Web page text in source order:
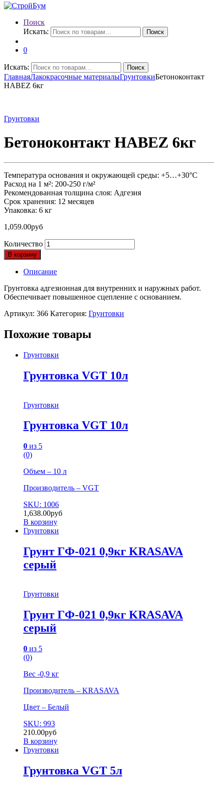
Поиск
Искать:
Поиск
0
Искать: Поиск
ГлавнаяЛакокрасочные материалыГрунтовкиБетоноконтакт
HABEZ 6кг
Грунтовки
Бетоноконтакт HABEZ 6кг
Температура основания и окружающей среды: +5…+30°С
Расход на 1 м²: 200-250 г/м²
Рекомендованная толщина слоя: Адгезия
Срок хранения: 12 месяцев
Упаковка: 6 кг
1,059.00руб
Количество
В корзину
Описание
Грунтовка адгезионная для внутренних и наружных работ.
Обеспечивает повышенное сцепление с основанием.
Артикул: 366 Категория: Грунтовки
Похожие товары
Грунтовки
Грунтовка VGT 10л
Грунтовки
Грунтовка VGT 10л
0 из 5
(0)
Объем – 10 л
Производитель – VGT
SKU: 1006
1,638.00руб
В корзину
Грунтовки
Грунт ГФ-021 0,9кг KRASAVA
серый
Грунтовки
Грунт ГФ-021 0,9кг KRASAVA
серый
0 из 5
(0)
Вес -0,9 кг
Производитель – KRASAVA
Цвет – Белый
SKU: 993
210.00руб
В корзину
Грунтовки
Грунтовка VGT 5л